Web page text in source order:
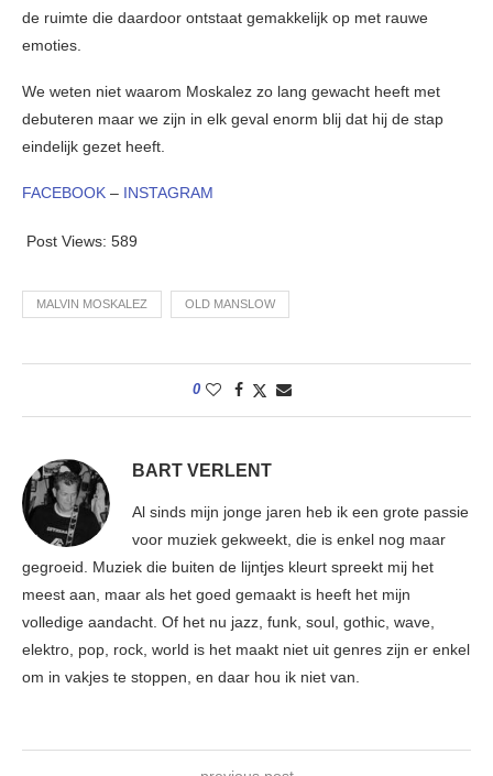
de ruimte die daardoor ontstaat gemakkelijk op met rauwe
emoties.
We weten niet waarom Moskalez zo lang gewacht heeft met
debuteren maar we zijn in elk geval enorm blij dat hij de stap
eindelijk gezet heeft.
FACEBOOK – INSTAGRAM
Post Views: 589
MALVIN MOSKALEZ OLD MANSLOW
0
BART VERLENT
Al sinds mijn jonge jaren heb ik een grote passie
voor muziek gekweekt, die is enkel nog maar
gegroeid. Muziek die buiten de lijntjes kleurt spreekt mij het
meest aan, maar als het goed gemaakt is heeft het mijn
volledige aandacht. Of het nu jazz, funk, soul, gothic, wave,
elektro, pop, rock, world is het maakt niet uit genres zijn er enkel
om in vakjes te stoppen, en daar hou ik niet van.